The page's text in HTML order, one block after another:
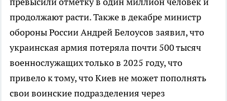
продолжают расти. Также в декабре министр
обороны России Андрей Белоусов заявил, что
украинская армия потеряла почти 500 тысяч
военнослужащих только в 2025 году, что
привело к тому, что Киев не может пополнять
свои воинские подразделения через